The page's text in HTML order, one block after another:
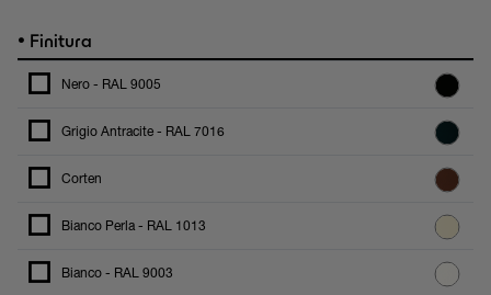
• Finitura
Nero - RAL 9005
Grigio Antracite - RAL 7016
Corten
Bianco Perla - RAL 1013
Bianco - RAL 9003